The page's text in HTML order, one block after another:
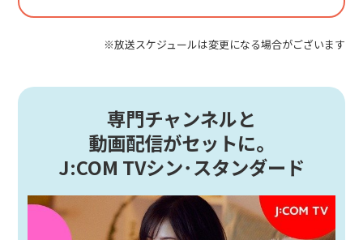
※放送スケジュールは変更になる場合がございます
専門チャンネルと
動画配信がセットに。
J:COM TVシン･スタンダード